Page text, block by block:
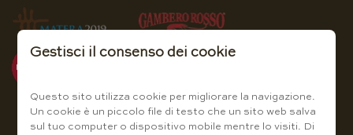
Gestisci il consenso dei cookie
Questo sito utilizza cookie per migliorare la navigazione.
Un cookie è un piccolo file di testo che un sito web salva
sul tuo computer o dispositivo mobile mentre lo visiti. Di